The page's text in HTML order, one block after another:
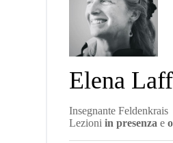
Elena
Insegnante Feldenkrais
Lezioniin presenza e